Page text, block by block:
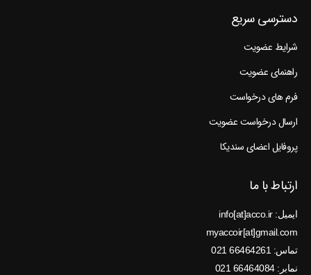
دسترسی سریع
شرایط عضویت
راهنمای عضویت
فرم های درخواست
ارسال درخواست عضویت
پروفایل اعضای سندیکا
ارتباط با ما
ایمیل: info[at]acco.ir
myaccoir[at]gmail.com
تماس: 66464261 021
نمابر: 66464084 021